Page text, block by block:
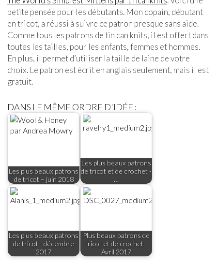
petite pensée pour les débutants. Mon copain, débutant
en tricot, a réussi à suivre ce patron presque sans aide.
Comme tous les patrons de tin can knits, il est offert dans
toutes les tailles, pour les enfants, femmes et hommes.
En plus, il permet d’utiliser la taille de laine de votre
choix. Le patron est écrit en anglais seulement, mais il est
gratuit.
DANS LE MÊME ORDRE D'IDÉE :
Les plus beaux patrons
de tricot – juin 2018
Les plus beaux patrons
de tricot et de crochet -
…
Les plus beaux patrons
de tricot - décembre
2017
Plus beaux patrons de
tricot et de crochet -
Avril 2017